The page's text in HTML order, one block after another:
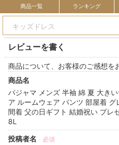
商品一覧 ランキング
レビューを書く
商品について、お客様のご感想を
商品名
パジャマ メンズ 半袖 綿 夏 大き
ア ルームウェア パンツ 部屋着
間着 父の日ギフト 結婚祝い プレ
8L
投稿者名
必須